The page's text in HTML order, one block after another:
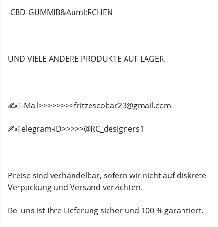
-CBD-GUMMIB&Auml;RCHEN
UND VIELE ANDERE PRODUKTE AUF LAGER.
✍️E-Mail>>>>>>>>fritzescobar23@gmail.com
✍️Telegram-ID>>>>>@RC_designers1.
Preise sind verhandelbar, sofern wir nicht auf diskrete
Verpackung und Versand verzichten.
Bei uns ist Ihre Lieferung sicher und 100 % garantiert.